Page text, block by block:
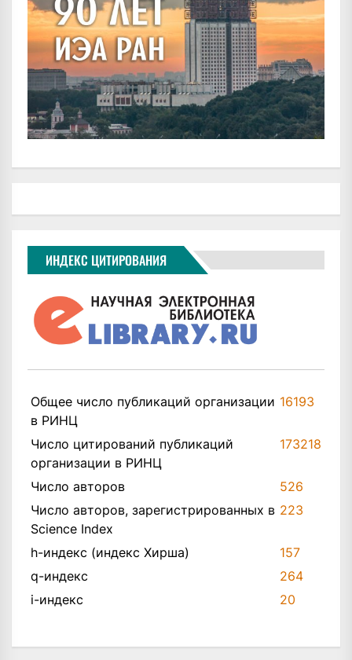
ИНДЕКС ЦИТИРОВАНИЯ
Общее число публикаций организации
в РИНЦ
16193
Число цитирований публикаций
организации в РИНЦ
173218
Число авторов
526
Число авторов, зарегистрированных в
Science Index
223
h-индекс (индекс Хирша)
157
q-индекс
264
i-индекс
20